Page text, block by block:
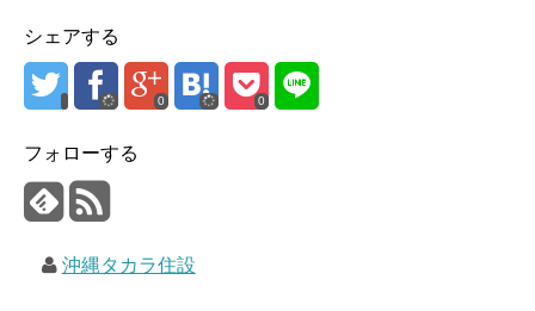
シェアする
0 0
フォローする
沖縄タカラ住設